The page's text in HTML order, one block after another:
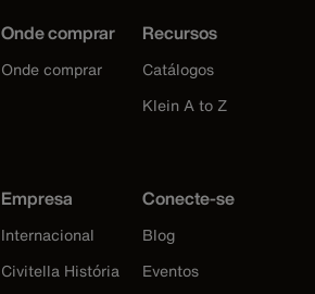
Onde comprar
Onde comprar
Recursos
Catálogos
Klein A to Z
Empresa
Internacional
Civitella História
Conecte-se
Blog
Eventos